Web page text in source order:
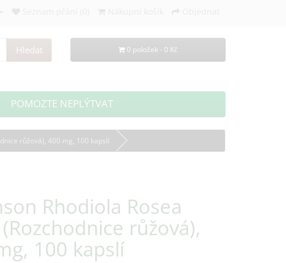
Seznam přání (0) Objednat
Hledat 0 položek - 0 Kč
POMOZTE NEPLÝTVAT
růžová), 400 mg, 100 kapslí
Rhodiola Rosea
růžová),
100 kapslí